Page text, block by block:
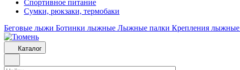
Спортивное питание
Сумки, рюкзаки, термобаки
Беговые лыжи Ботинки лыжные Лыжные палки Крепления лыжные
Каталог